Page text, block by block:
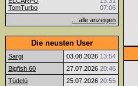
TomTurbo
07:06
... alle anzeigen
Die neusten User
Sargi 03.08.2026 13:54
Bigfish 60
27.07.2026 20:46
Tüdelü
25.07.2026 20:55